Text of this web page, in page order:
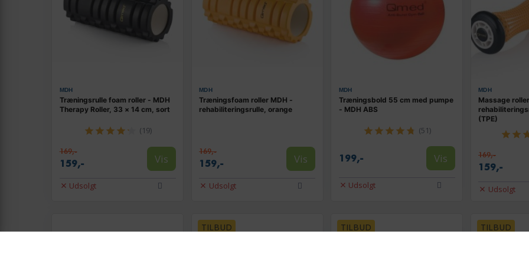
MDH
Træningsrulle foam roller - MDH
Therapy Roller, 33 × 14 cm, sort
(19)
169,-
159,- Vis
Udsolgt
MDH
Træningsfoam roller MDH -
rehabiliteringsrulle, orange
169,-
159,- Vis
Udsolgt
MDH
Træningsbold 55 cm med pumpe
- MDH ABS
(51)
199,- Vis
Udsolgt
MDH
Massage roller
(TPE)
169,-
159,-
Udsolgt
TILBUD TILBUD TILBUD